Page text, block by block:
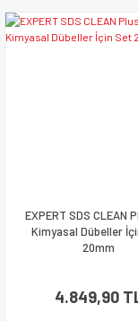
EXPERT SDS CLEAN
Kimyasal Dübeller
20mm
4.849,90